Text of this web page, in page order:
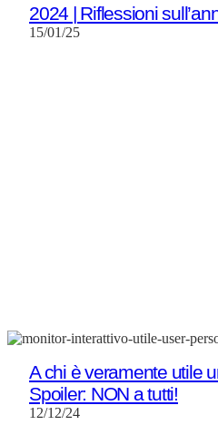
2024 | Riflessioni
15/01/25
A chi è veramente utile
Spoiler: NON a tutti!
12/12/24